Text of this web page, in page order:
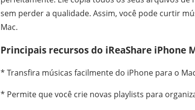
sem perder a qualidade. Assim, você pode curtir
Mac.
Principais recursos do iReaShare iPhone
* Transfira músicas facilmente do iPhone para o
* Permite que você crie novas playlists para